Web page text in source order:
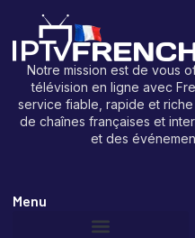
Notre mission est de vous
télévision en ligne avec
service fiable, rapide et
de chaînes françaises et
et des
Menu